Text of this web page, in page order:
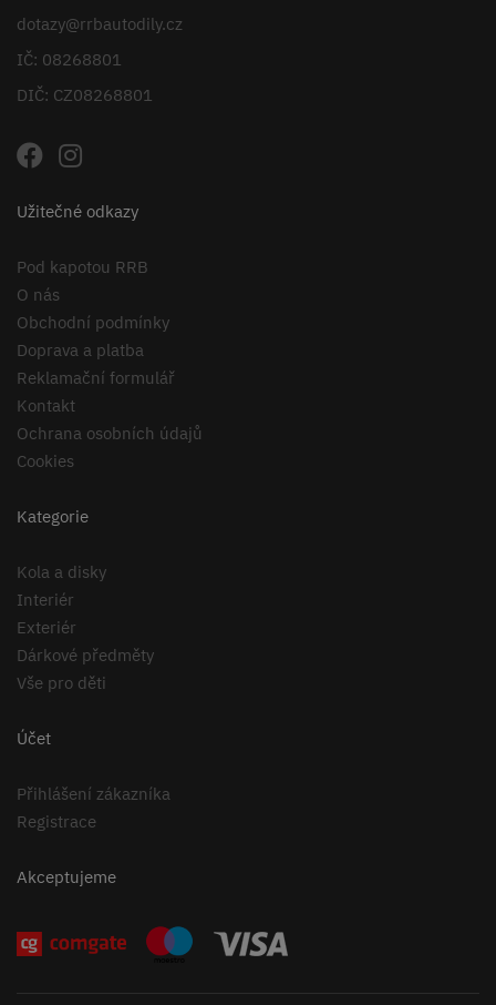
dotazy@rrbautodily.cz
IČ: 08268801
DIČ: CZ08268801
Užitečné odkazy
Pod kapotou RRB
O nás
Obchodní podmínky
Doprava a platba
Reklamační formulář
Kontakt
Ochrana osobních údajů
Cookies
Kategorie
Kola a disky
Interiér
Exteriér
Dárkové předměty
Vše pro děti
Účet
Přihlášení zákazníka
Registrace
Akceptujeme